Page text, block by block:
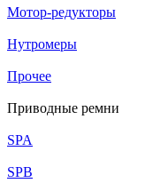
Мотор-редукторы
Нутромеры
Прочее
Приводные ремни
SPA
SPB